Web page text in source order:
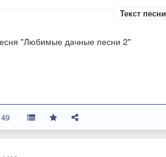
Текст песни
"Любимые дачные песни 2"